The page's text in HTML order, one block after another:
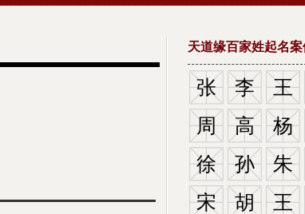
天道缘百家姓起名案
张 李 王
周
高 杨
徐
孙 朱
宋
胡 王